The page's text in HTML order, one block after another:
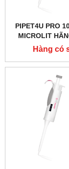
PIPET4U PRO
MICROLIT
ĐỨC
Hàng có